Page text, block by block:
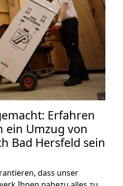
Erfahren
ein Umzug von
Bad Hersfeld sein
dass unser